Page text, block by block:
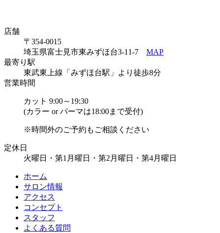
店舗
〒354-0015
埼玉県富士見市東みずほ台3-11-7 MAP
最寄り駅
東武東上線「みずほ台駅」より徒歩8分
営業時間
カット 9:00～19:30
(カラー or パーマは18:00まで受付)
※時間外のご予約もご相談ください
定休日
火曜日・第1月曜日・第2月曜日・第4月曜日
ホーム
サロン情報
アクセス
コンセプト
スタッフ
よくある質問